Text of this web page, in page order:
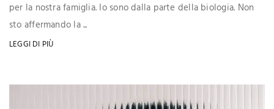
per la nostra famiglia. Io sono dalla parte della biologia. Non
sto affermando la ...
LEGGI DI PIÙ